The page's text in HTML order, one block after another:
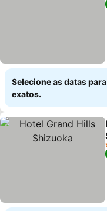
Selecione as datas
exatos.